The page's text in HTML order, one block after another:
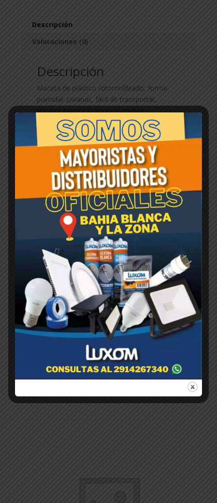
Descripción
Valoraciones (0)
Descripción
Maceta de plástico rotomoldeado, forma
piamidal. Livianas, fácil de transportar,
Productos relacionados
Rotomoldeada CUBO Negra
40cm x 40cm
$1,00